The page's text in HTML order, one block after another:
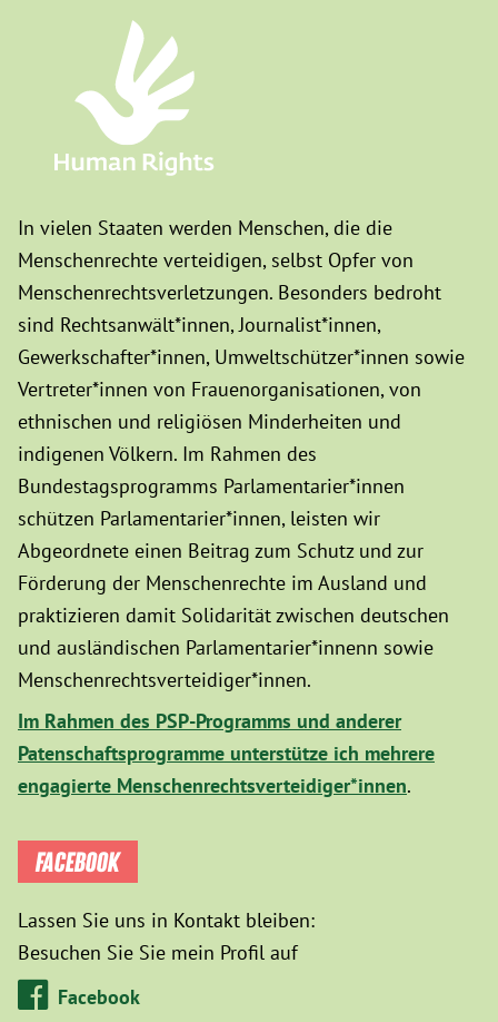
In vielen Staaten werden Menschen, die die
Menschenrechte verteidigen, selbst Opfer von
Menschenrechtsverletzungen. Besonders bedroht
sind Rechtsanwält*innen, Journalist*innen,
Gewerkschafter*innen, Umweltschützer*innen sowie
Vertreter*innen von Frauenorganisationen, von
ethnischen und religiösen Minderheiten und
indigenen Völkern. Im Rahmen des
Bundestagsprogramms Parlamentarier*innen
schützen Parlamentarier*innen, leisten wir
Abgeordnete einen Beitrag zum Schutz und zur
Förderung der Menschenrechte im Ausland und
praktizieren damit Solidarität zwischen deutschen
und ausländischen Parlamentarier*innenn sowie
Menschenrechtsverteidiger*innen.
Im Rahmen des PSP-Programms und anderer
Patenschaftsprogramme unterstütze ich mehrere
engagierte Menschenrechtsverteidiger*innen.
FACEBOOK
Lassen Sie uns in Kontakt bleiben:
Besuchen Sie Sie mein Profil auf
Facebook